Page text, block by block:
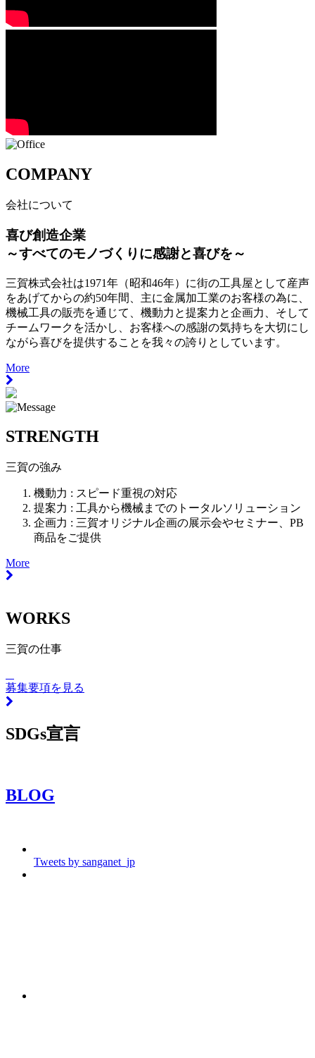
COMPANY
会社について
喜び創造企業
～すべてのモノづくりに感謝と喜びを～
三賀株式会社は1971年（昭和46年）に街の工具屋として産声
をあげてからの約50年間、主に金属加工業のお客様の為に、
機械工具の販売を通じて、機動力と提案力と企画力、そして
チームワークを活かし、お客様への感謝の気持ちを大切にし
ながら喜びを提供することを我々の誇りとしています。
More
STRENGTH
三賀の強み
機動力 : スピード重視の対応
提案力 : 工具から機械までのトータルソリューション
企画力 : 三賀オリジナル企画の展示会やセミナー、PB
商品をご提供
More
WORKS
三賀の仕事
募集要項を見る
SDGs宣言
BLOG
Tweets by sanganet_jp